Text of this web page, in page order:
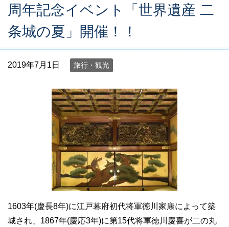
周年記念イベント「世界遺産 二
条城の夏」開催！！
2019年7月1日 旅行・観光
1603年(慶長8年)に江戸幕府初代将軍徳川家康によって築
城され、1867年(慶応3年)に第15代将軍徳川慶喜が二の丸